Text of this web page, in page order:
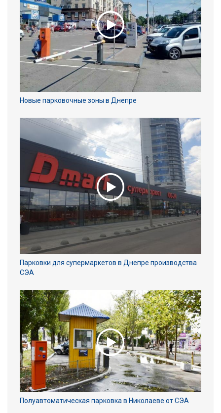
Новые парковочные зоны в Днепре
Парковки для супермаркетов в Днепре производства
СЭА
Полуавтоматическая парковка в Николаеве от СЭА